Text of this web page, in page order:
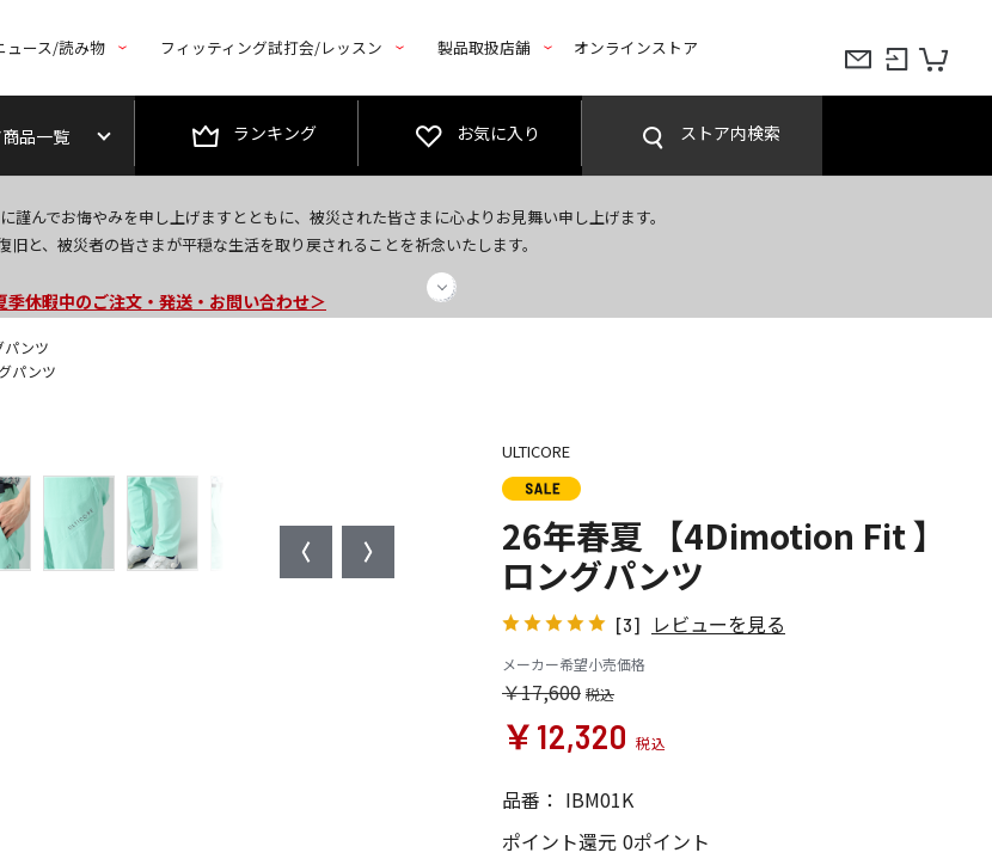
ュース/読み物 フィッティング試打会/レッスン 製品取扱店舗 オンラインストア
品一覧 ランキング お気に入り ストア内検索
謹んでお悔やみを申し上げますとともに、被災された皆さまに心よりお見舞い申し上げます。
旧と、被災者の皆さまが平穏な生活を取り戻されることを祈念いたします。
ら新規会員登録で1,000円OFFクーポンプレゼント！
品配送に関するお知らせ＞
季休暇中のご注文・発送・お問い合わせ＞
パンツ
パンツ
ULTICORE
26年春夏 【4Dimotion Fit 】
ロングパンツ
[3] レビューを見る
メーカー希望小売価格
￥17,600
￥12,320
品番： IBM01K
ポイント還元 0ポイント